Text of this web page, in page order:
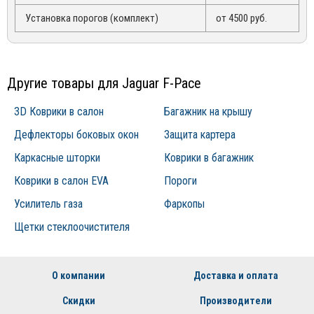
Установка порогов (комплект) от 4500 руб.
Другие товары для Jaguar F-Pace
3D Коврики в салон
Багажник на крышу
Дефлекторы боковых окон
Защита картера
Каркасные шторки
Коврики в багажник
Коврики в салон EVA
Пороги
Усилитель газа
Фаркопы
Щетки стеклоочистителя
О компании Доставка и оплата
Скидки Производители